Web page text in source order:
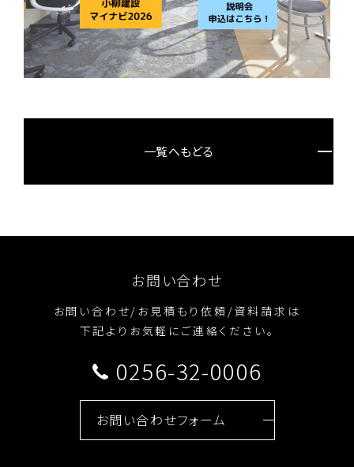
一覧へもどる
お問い合わせ
お問い合わせ/お見積もり依頼/資料請求は
下記よりお気軽にご連絡ください。
0256-32-0006
お問い合わせフォーム